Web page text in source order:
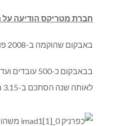
חברת מטריקס הודיעה על רכישת 50.1% ממניותיה של חברת באבקום
באבקום שהוקמה ב-2008 פועלת בתחום הקול-סנטר ומיקור החוץ. מטה החברה נמצא בתפן. טלי וישניה-שבתאי מכפר ורדים משמשת כמנהלת משאבי אנוש בחברה.
לאותה שנה הסתכם ב-3.15 מיליון שקל.